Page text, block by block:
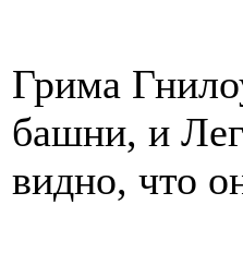
Грима
башни, и
видно, что